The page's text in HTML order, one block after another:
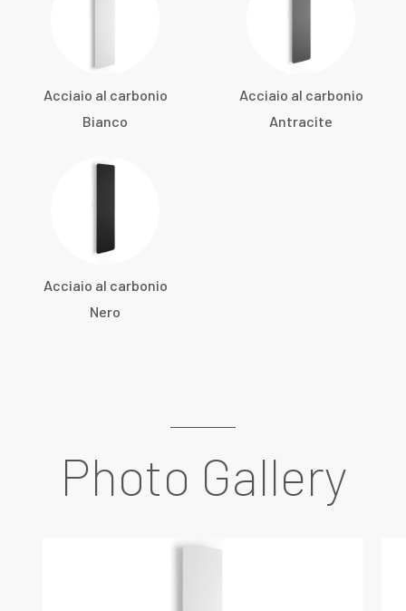
Acciaio al carbonio
Bianco
Acciaio al carbonio
Antracite
Acciaio al carbonio
Nero
Photo Gallery